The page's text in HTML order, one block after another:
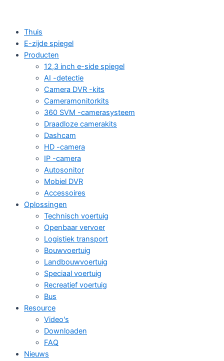
Thuis
E-zijde spiegel
Producten
12,3 inch e-side spiegel
AI -detectie
Camera DVR -kits
Cameramonitorkits
360 SVM -camerasysteem
Draadloze camerakits
Dashcam
HD -camera
IP -camera
Autosonitor
Mobiel DVR
Accessoires
Oplossingen
Technisch voertuig
Openbaar vervoer
Logistiek transport
Bouwvoertuig
Landbouwvoertuig
Speciaal voertuig
Recreatief voertuig
Bus
Resource
Video's
Downloaden
FAQ
Nieuws